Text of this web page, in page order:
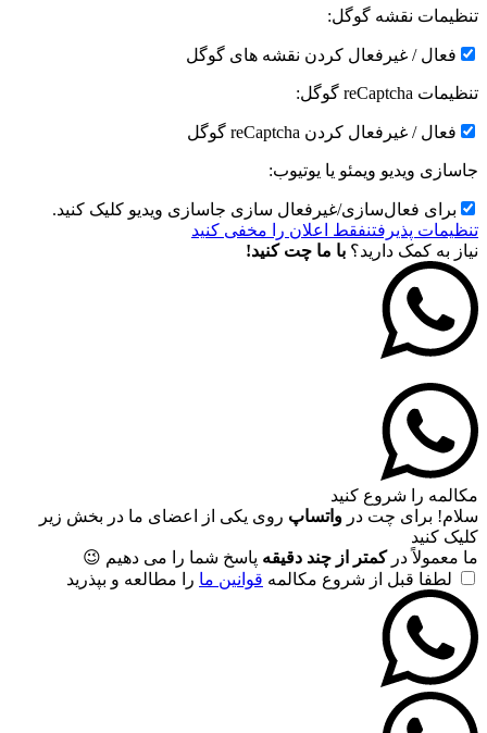
تنظیمات نقشه گوگل:
فعال / غیرفعال کردن نقشه های گوگل
تنظیمات reCaptcha گوگل:
فعال / غیرفعال کردن reCaptcha گوگل
جاسازی ویدیو ویمئو یا یوتیوب:
برای فعال‌سازی/غیرفعال سازی جاسازی ویدیو کلیک کنید.
تنظیمات پذیرفتنفقط اعلان را مخفی کنید
نیاز به کمک دارید؟ با ما چت کنید!
مکالمه را شروع کنید
سلام! برای چت در واتساپ روی یکی از اعضای ما در بخش زیر
کلیک کنید
ما معمولاً درکمتر از چند دقیقه پاسخ شما را می دهیم 😉
لطفا قبل از شروع مکالمه قوانین ما را مطالعه و بپذرید